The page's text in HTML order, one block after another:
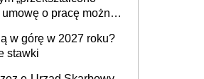
z
gospodarczej
o pracę można
jedynym
w górę w 2027 roku?
stawki